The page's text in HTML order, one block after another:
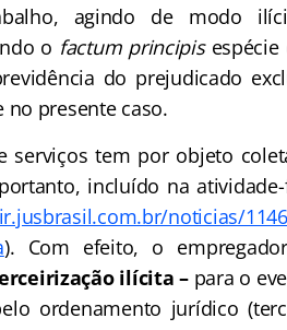
agindo de modo
o factum principisespécie
do prejudicado
no presente caso.
serviços tem por objeto
incluído na
noticias/
). Com efeito, o
ilícita – para o
ordenamento jurídico